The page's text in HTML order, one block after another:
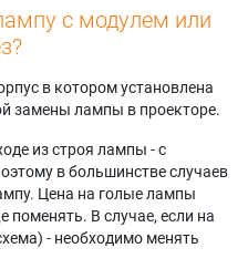
с модулем или
в котором установлена
замены лампы в проекторе.
из строя лампы - с
в большинстве случаев
Цена на голые лампы
В случае, если на
- необходимо менять